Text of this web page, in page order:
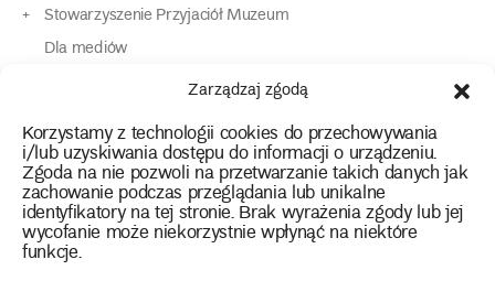
Zarządzaj zgodą
Korzystamy z technologii cookies do przechowywania
i/lub uzyskiwania dostępu do informacji o urządzeniu.
Zgoda na nie pozwoli na przetwarzanie takich danych jak
zachowanie podczas przeglądania lub unikalne
identyfikatory na tej stronie. Brak wyrażenia zgody lub jej
wycofanie może niekorzystnie wpłynąć na niektóre
funkcje.
Stowarzyszenie Przyjaciół Muzeum
Dla mediów
Dla osób o specjalnych potrzebach
Kontakt
instagram
twitterfacebookyoutube
tiktok
Polityka prywatności